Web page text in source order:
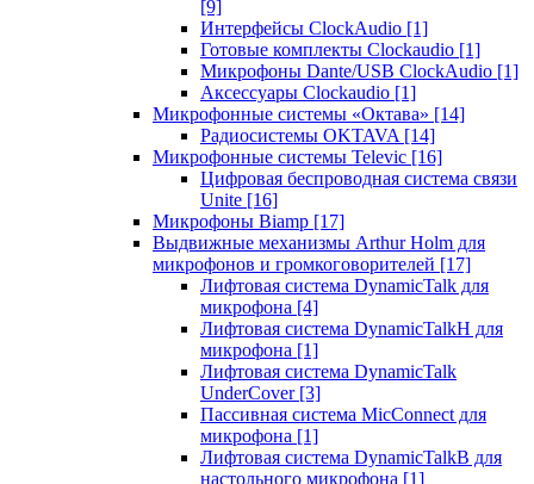
[9]
Интерфейсы ClockAudio [1]
Готовые комплекты Clockaudio [1]
Микрофоны Dante/USB ClockAudio [1]
Аксессуары Clockaudio [1]
Микрофонные системы «Октава» [14]
Радиосистемы OKTAVA [14]
Микрофонные системы Televic [16]
Цифровая беспроводная система связи
Unite [16]
Микрофоны Biamp [17]
Выдвижные механизмы Arthur Holm для
микрофонов и громкоговорителей [17]
Лифтовая система DynamicTalk для
микрофона [4]
Лифтовая система DynamicTalkH для
микрофона [1]
Лифтовая система DynamicTalk
UnderCover [3]
Пассивная система MicConnect для
микрофона [1]
Лифтовая система DynamicTalkB для
настольного микрофона [1]